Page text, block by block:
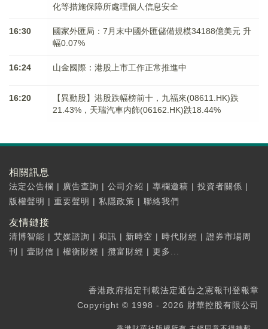
化等措施保障所處理個人信息安全
16:30
國家外匯局：7月末中國外匯儲備規模34188億美元 升
幅0.07%
16:24 山金國際：港股上市工作正常推進中
16:20
【異動股】港股跌幅榜前十，九福來(08611.HK)跌
21.43%，天瑞汽車内飾(06162.HK)跌18.44%
相關訊息
法定公告欄 | 廣告查詢 | 公司介紹 | 專欄邀稿 | 投資者關係 |
版權聲明 | 重要聲明 | 私隱政策 | 聯絡我們
友情鏈接
清博智能 | 艾媒諮詢 | 和訊 | 新時空 | 時代財經 | 證券市場周
刊
| 壹財信 | 權衡財經 | 攬富財經 | 更多...
香港政府指定刊載法定通告之憲報刊登報章
Copyright © 1998 - 2026 財華控股有限公司